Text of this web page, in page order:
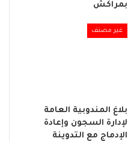
بمراكش
غير مصنف
بلاغ المندوبية العامة
لإدارة السجون وإعادة
الإدماج مع التدوينة